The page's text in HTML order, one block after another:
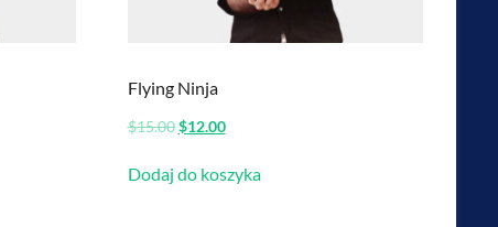
Flying Ninja
$15.00 Pierwotna
wynosiła:
$12.00Aktualna
wynosi:
Dodaj do koszyka